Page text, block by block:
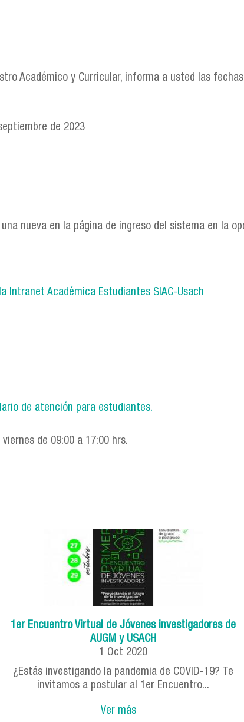
Académico y Curricular, informa a usted las
de 2023
nueva en la página de ingreso del sistema en la
Intranet Académica Estudiantes SIAC-Usach
de atención para estudiantes.
de 09:00 a 17:00 hrs.
1er Encuentro Virtual de Jóvenes investigadores de
AUGM y USACH
1 Oct 2020
¿Estás investigando la pandemia de COVID-19? Te
invitamos a postular al 1er Encuentro...
Ver más